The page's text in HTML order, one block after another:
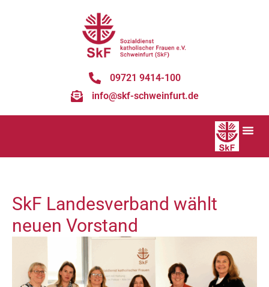
09721 9414-100
info@skf-schweinfurt.de
SkF Landesverband wählt
neuen Vorstand